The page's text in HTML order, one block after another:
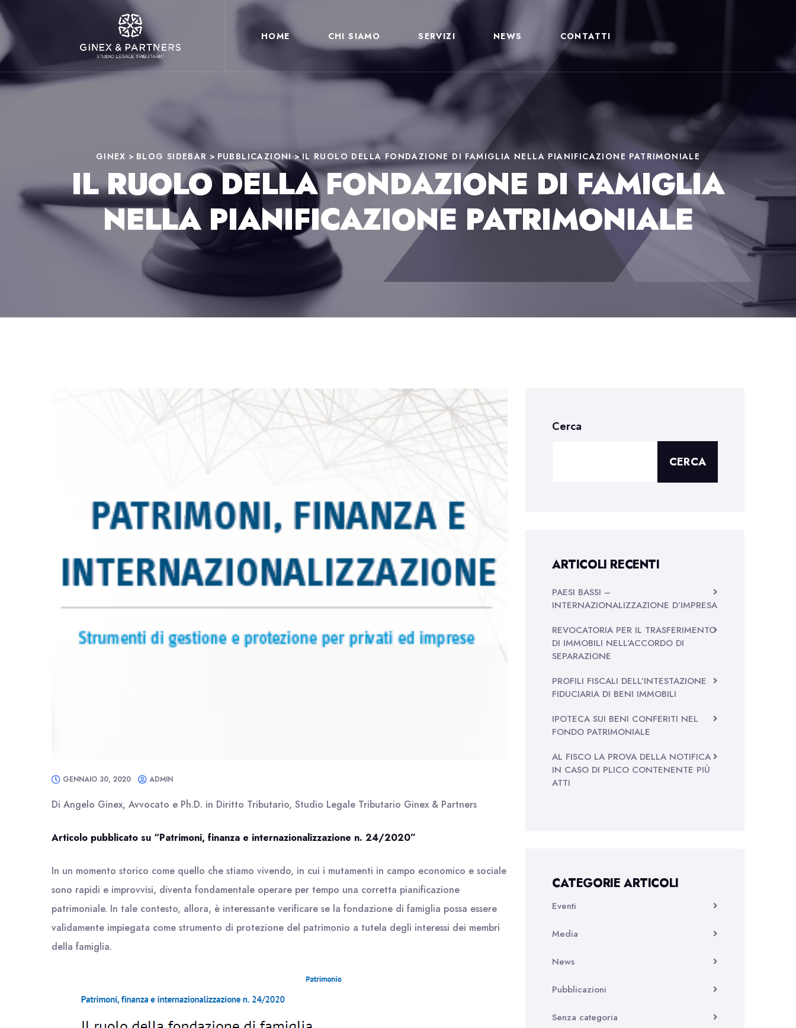
HOME CHI SIAMO SERVIZI NEWS CONTATTI
GINEX > BLOG SIDEBAR > PUBBLICAZIONI>IL RUOLO DELLA FONDAZIONE DI FAMIGLIA NELLA PIANIFICAZIONE PATRIMONIALE
IL RUOLO DELLA FONDAZIONE DI FAMIGLIA
NELLA PIANIFICAZIONE PATRIMONIALE
GENNAIO 30, 2020 ADMIN
Di Angelo Ginex, Avvocato e Ph.D. in Diritto Tributario, Studio Legale Tributario Ginex & Partners
Articolo pubblicato su “Patrimoni, finanza e internazionalizzazione n. 24/2020”
In un momento storico come quello che stiamo vivendo, in cui i mutamenti in campo economico e sociale
sono rapidi e improvvisi, diventa fondamentale operare per tempo una corretta pianificazione
patrimoniale. In tale contesto, allora, è interessante verificare se la fondazione di famiglia possa essere
validamente impiegata come strumento di protezione del patrimonio a tutela degli interessi dei membri
della famiglia.
Cerca
CERCA
ARTICOLI RECENTI
PAESI BASSI –
INTERNAZIONALIZZAZIONE D’IMPRESA
REVOCATORIA PER IL TRASFERIMENTO
DI IMMOBILI NELL’ACCORDO DI
SEPARAZIONE
PROFILI FISCALI DELL’INTESTAZIONE
FIDUCIARIA DI BENI IMMOBILI
IPOTECA SUI BENI CONFERITI NEL
FONDO PATRIMONIALE
AL FISCO LA PROVA DELLA NOTIFICA
IN CASO DI PLICO CONTENENTE PIÙ
ATTI
CATEGORIE ARTICOLI
Eventi
Media
News
Pubblicazioni
Senza categoria